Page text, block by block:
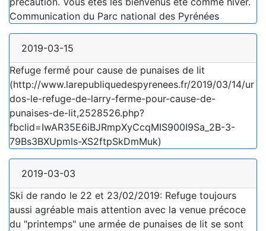
Communication du Parc national des Pyrénées
2019-03-15
Refuge fermé pour cause de punaises de lit
(http://www.larepubliquedespyrenees.fr/2019/03/14/ur
dos-le-refuge-de-larry-ferme-pour-cause-de-
punaises-de-lit,2528526.php?
fbclid=IwAR35E6iBJRmpXyCcqMIS900I9Sa_2B-3-
79Bs3BXUpmls-XS2ftpSkDmMuk)
2019-03-03
Ski de rando le 22 et 23/02/2019: Refuge toujours
aussi agréable mais attention avec la venue précoce
du "printemps" une armée de punaises de lit se sont